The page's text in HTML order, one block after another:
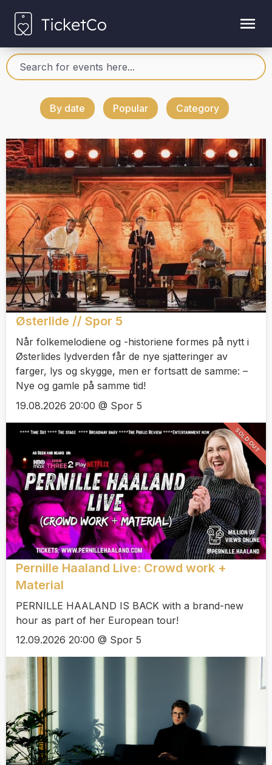
By date Popular Category
Østerlide // Spor 5
Når folkemelodiene og -historiene formes på nytt i
Østerlides lydverden får de nye sjatteringer av
farger, lys og skygge, men er fortsatt de samme: –
Nye og gamle på samme tid!
19.08.2026 20:00 @ Spor 5
Pernille Haaland Live: Crowd work +
Material
PERNILLE HAALAND IS BACK with a brand-new
hour as part of her European tour!
12.09.2026 20:00 @ Spor 5
SOLD OUT